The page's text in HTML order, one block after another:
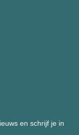
en schrijf je in